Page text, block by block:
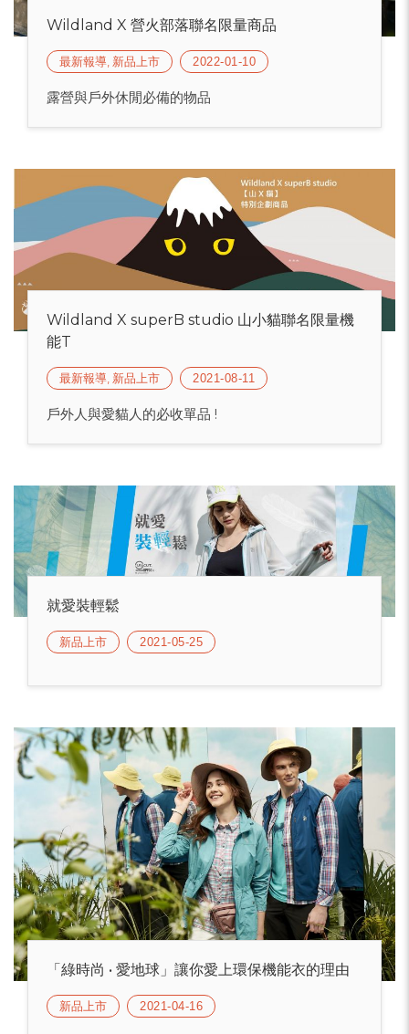
Wildland X 營火部落聯名限量商品
最新報導, 新品上市 2022-01-10
露營與戶外休閒必備的物品
Wildland X superB studio 山小貓聯名限量機
能T
最新報導, 新品上市 2021-08-11
戶外人與愛貓人的必收單品 !
就愛裝輕鬆
新品上市 2021-05-25
「綠時尚 • 愛地球」讓你愛上環保機能衣的理由
新品上市 2021-04-16